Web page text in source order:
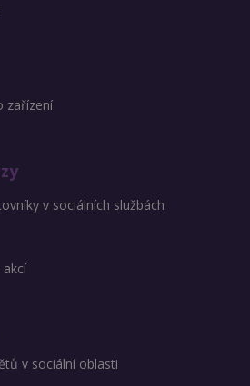
zařízení
v sociálních službách
v sociální oblasti